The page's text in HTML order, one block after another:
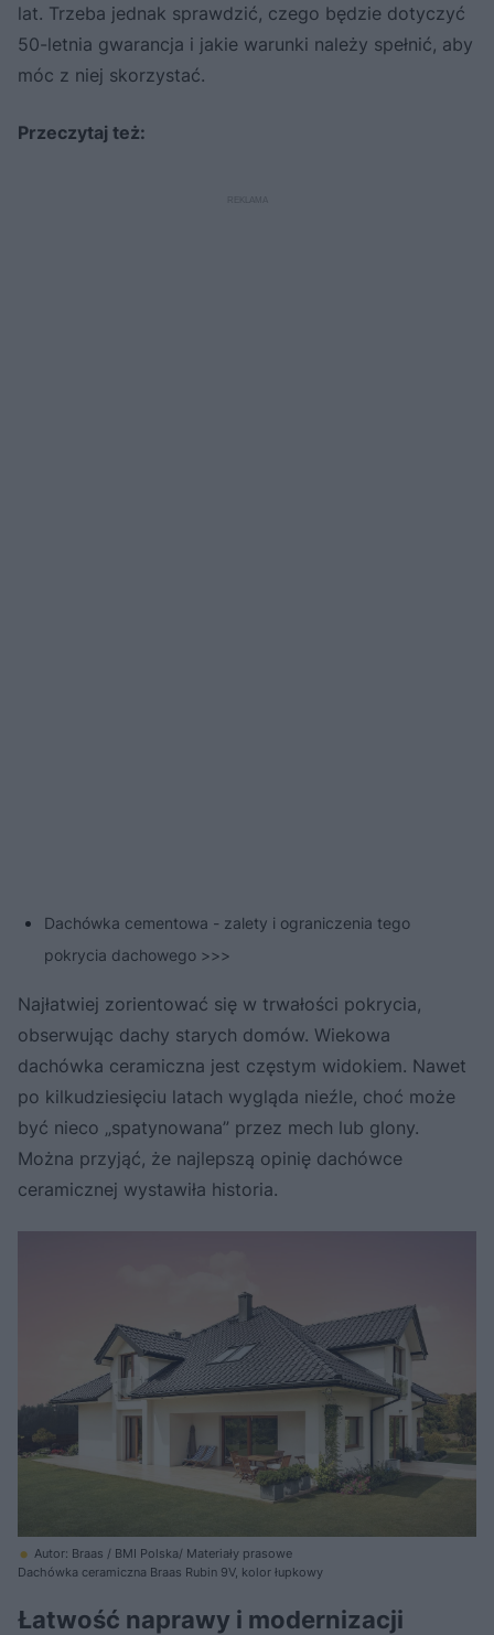
lat. Trzeba jednak sprawdzić, czego będzie dotyczyć
50-letnia gwarancja i jakie warunki należy spełnić, aby
móc z niej skorzystać.
Przeczytaj też:
Dachówka cementowa - zalety i ograniczenia tego
pokrycia dachowego >>>
Najłatwiej zorientować się w trwałości pokrycia,
obserwując dachy starych domów. Wiekowa
dachówka ceramiczna jest częstym widokiem. Nawet
po kilkudziesięciu latach wygląda nieźle, choć może
być nieco „spatynowana” przez mech lub glony.
Można przyjąć, że najlepszą opinię dachówce
ceramicznej wystawiła historia.
Autor: Braas / BMI Polska/ Materiały prasowe
Dachówka ceramiczna Braas Rubin 9V, kolor łupkowy
Łatwość naprawy i modernizacji